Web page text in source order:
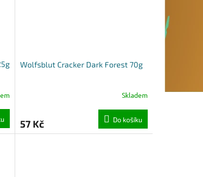
Wolfsblut Cracker Dark Forest 70g
Skladem
57 Kč Do košíku